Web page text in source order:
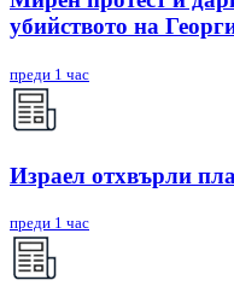
убийството на
преди 1 час
Израел отхвърли
преди 1 час